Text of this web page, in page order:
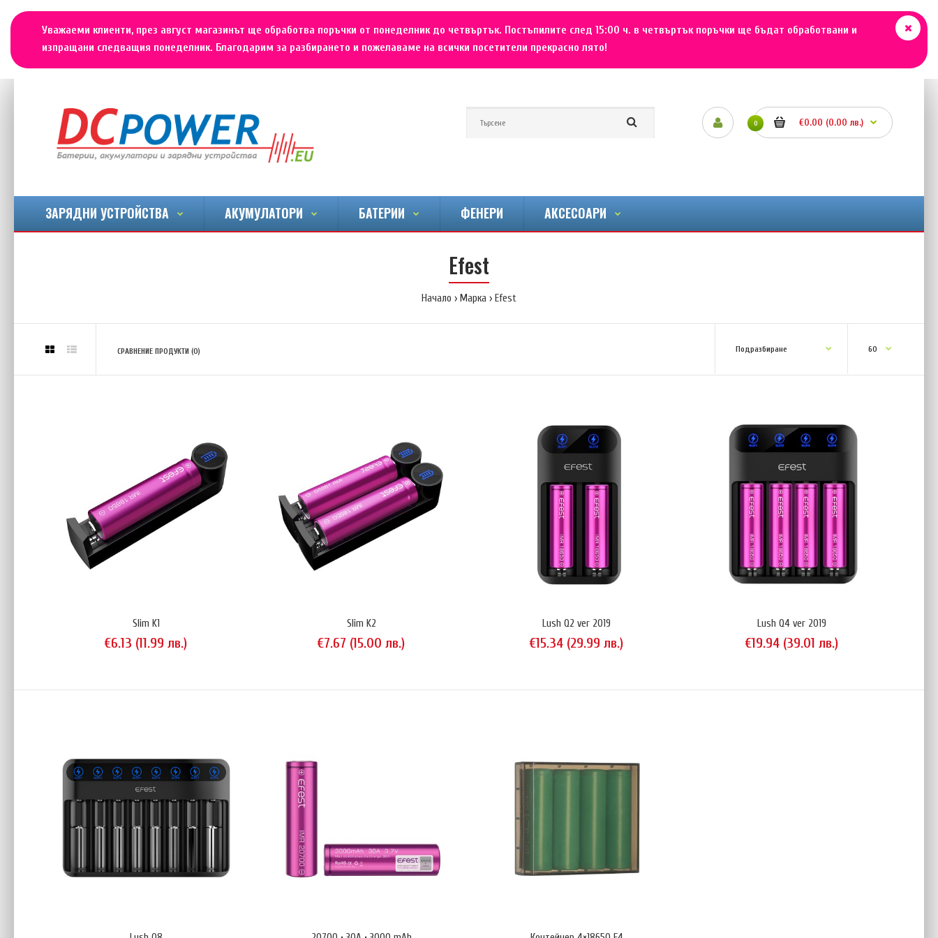
Уважаеми клиенти, през август магазинът ще обработва поръчки от понеделник до четвъртък. Постъпилите след 15:00 ч. в четвъртък поръчки ще бъдат обработвани и
изпращани следващия понеделник. Благодарим за разбирането и пожелаваме на всички посетители прекрасно лято!
0 €0.00 (0.00 лв.)
ЗАРЯДНИ УСТРОЙСТВА АКУМУЛАТОРИ БАТЕРИИ ФЕНЕРИ АКСЕСОАРИ
Efest
Начало Марка Efest
СРАВНЕНИЕ ПРОДУКТИ (0)
€6.13 (11.99 лв.)
USB порт (1A); можете да го използвате със зарядното на Android смартфон.
Efest Slim K1 има всички необходими функции за правилно зареждане на li-ion
зарядното на Android смартфон. Efest Slim K2 има всички необходими функции за
правилно зареждане на li-ion акумулатори: устройството използва CC/CV..
Slim K1
€6.13 (11.99 лв.)
Slim K2
€7.67 (15.00 лв.)
Lush Q2 ver 2019
€15.34 (29.99 лв.)
Lush Q4 ver 2019
€19.94 (39.01 лв.)